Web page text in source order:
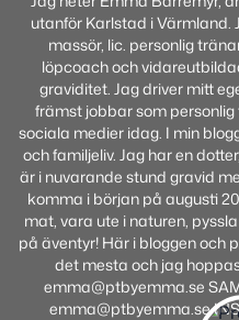
utanför Karlstad i Värmland.
massör, lic. personlig
löpcoach och
graviditet. Jag driver mitt
främst jobbar som
sociala medier idag. I min
och familjeliv. Jag har en
är i nuvarande stund gravid
komma i början på augusti
mat, vara ute i naturen,
på äventyr! Här i bloggen och
det mesta och jag
emma@ptbyemma.se
emma@ptbyemma.se